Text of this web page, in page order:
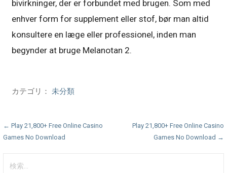
bivirkninger, der er forbundet med brugen. Som med
enhver form for supplement eller stof, bør man altid
konsultere en læge eller professionel, inden man
begynder at bruge Melanotan 2.
カテゴリ： 未分類
投
ナ
← Play 21,800+ Free Online Casino
Games No Download
Play 21,800+ Free Online Casino
Games No Download →